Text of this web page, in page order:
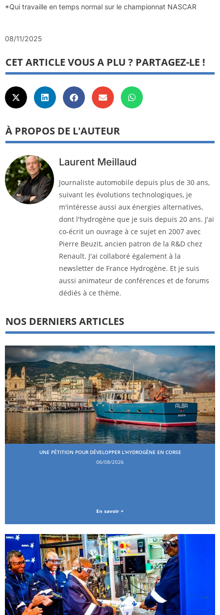
*Qui travaille en temps normal sur le championnat NASCAR
08/11/2025
CET ARTICLE VOUS A PLU ? PARTAGEZ-LE !
À PROPOS DE L'AUTEUR
Laurent Meillaud
Journaliste automobile depuis plus de 30 ans,
suivant les évolutions technologiques, je
m'intéresse aussi aux énergies alternatives,
dont l'hydrogène que je suis depuis 20 ans. J'ai
co-écrit un ouvrage à ce sujet en 2007 avec
Pierre Beuzit, ancien patron de la R&D chez
Renault. J'ai collaboré également à la
newsletter de France Hydrogène. Et je suis
aussi animateur de conférences et de forums
dédiés à ce thème.
NOS DERNIERS ARTICLES
UNE PÉTITION POUR DÉVELOPPER L’HYDROGÈNE EN CORSE
06/08/2026
En savoir +